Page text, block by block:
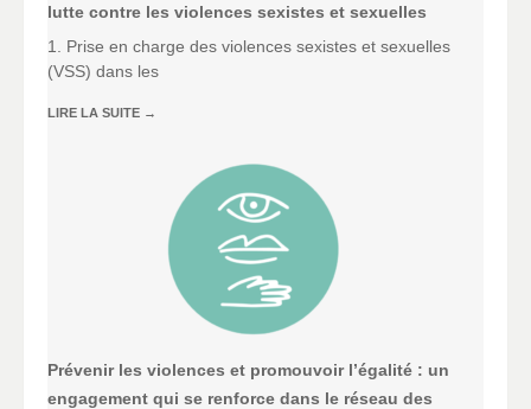
lutte contre les violences sexistes et sexuelles
1. Prise en charge des violences sexistes et sexuelles
(VSS) dans les
LIRE LA SUITE →
Prévenir les violences et promouvoir l’égalité : un
engagement qui se renforce dans le réseau des